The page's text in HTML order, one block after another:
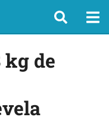
kg de